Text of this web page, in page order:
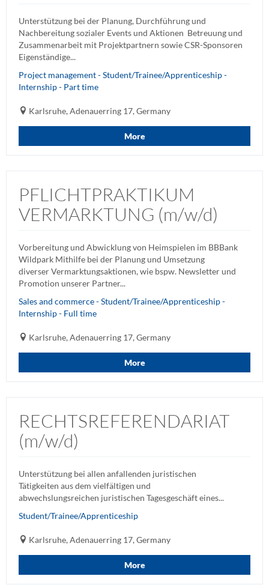
Unterstützung bei der Planung, Durchführung und
Nachbereitung sozialer Events und Aktionen Betreuung und
Zusammenarbeit mit Projektpartnern sowie CSR-Sponsoren
Eigenständige...
Project management - Student/Trainee/Apprenticeship -
Internship - Part time
Karlsruhe, Adenauerring 17, Germany
More
PFLICHTPRAKTIKUM
VERMARKTUNG (m/w/d)
Vorbereitung und Abwicklung von Heimspielen im BBBank
Wildpark Mithilfe bei der Planung und Umsetzung
diverser Vermarktungsaktionen, wie bspw. Newsletter und
Promotion unserer Partner...
Sales and commerce - Student/Trainee/Apprenticeship -
Internship - Full time
Karlsruhe, Adenauerring 17, Germany
More
RECHTSREFERENDARIAT
(m/w/d)
Unterstützung bei allen anfallenden juristischen
Tätigkeiten aus dem vielfältigen und
abwechslungsreichen juristischen Tagesgeschäft eines...
Student/Trainee/Apprenticeship
Karlsruhe, Adenauerring 17, Germany
More